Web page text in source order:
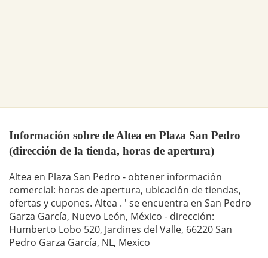
Información sobre de Altea en Plaza San Pedro
(dirección de la tienda, horas de apertura)
Altea en Plaza San Pedro - obtener información
comercial: horas de apertura, ubicación de tiendas,
ofertas y cupones. Altea . ' se encuentra en San Pedro
Garza García, Nuevo León, México - dirección:
Humberto Lobo 520, Jardines del Valle, 66220 San
Pedro Garza García, NL, Mexico